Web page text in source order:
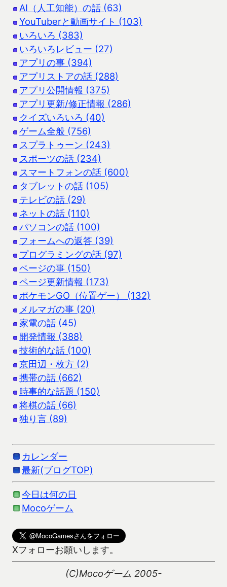
AI（人工知能）の話 (63)
YouTuberと動画サイト (103)
いろいろ (383)
いろいろレビュー (27)
アプリの事 (394)
アプリストアの話 (288)
アプリ公開情報 (375)
アプリ更新/修正情報 (286)
クイズいろいろ (40)
ゲーム全般 (756)
スプラトゥーン (243)
スポーツの話 (234)
スマートフォンの話 (600)
タブレットの話 (105)
テレビの話 (29)
ネットの話 (110)
パソコンの話 (100)
フォームへの返答 (39)
プログラミングの話 (97)
ページの事 (150)
ページ更新情報 (173)
ポケモンGO（位置ゲー） (132)
メルマガの事 (20)
家電の話 (45)
開発情報 (388)
技術的な話 (100)
京田辺・枚方 (2)
携帯の話 (662)
時事的な話題 (150)
将棋の話 (66)
独り言 (89)
カレンダー
最新(ブログTOP)
今日は何の日
Mocoゲーム
Xフォローお願いします。
(C)Mocoゲーム 2005-